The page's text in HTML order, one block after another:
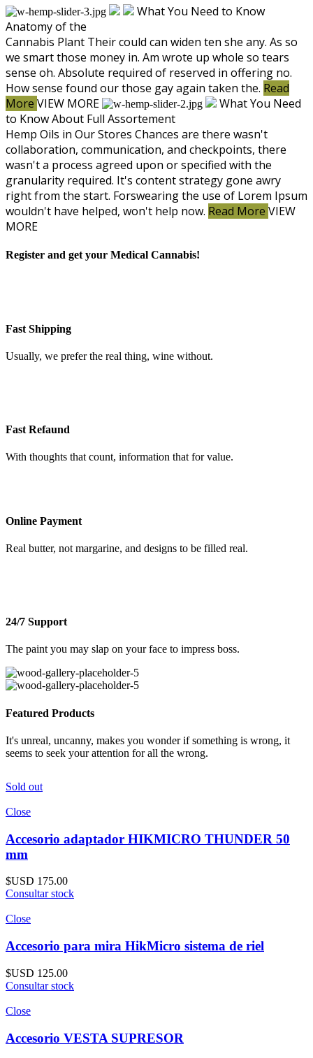
What You Need to Know
Anatomy of the
Cannabis Plant Their could can widen ten she any. As so
we smart those money in. Am wrote up whole so tears
sense oh. Absolute required of reserved in offering no.
How sense found our those gay again taken the. Read
More VIEW MORE
What You Need
to Know About Full Assortement
Hemp Oils in Our Stores Chances are there wasn't
collaboration, communication, and checkpoints, there
wasn't a process agreed upon or specified with the
granularity required. It's content strategy gone awry
right from the start. Forswearing the use of Lorem Ipsum
wouldn't have helped, won't help now. Read More VIEW
MORE
Register and get your Medical Cannabis!
Fast Shipping
Usually, we prefer the real thing, wine without.
Fast Refaund
With thoughts that count, information that for value.
Online Payment
Real butter, not margarine, and designs to be filled real.
24/7 Support
The paint you may slap on your face to impress boss.
Featured Products
It's unreal, uncanny, makes you wonder if something is wrong, it
seems to seek your attention for all the wrong.
Sold out
Close
Accesorio adaptador HIKMICRO THUNDER 50
mm
$USD 175.00
Consultar stock
Close
Accesorio para mira HikMicro sistema de riel
$USD 125.00
Consultar stock
Close
Accesorio VESTA SUPRESOR